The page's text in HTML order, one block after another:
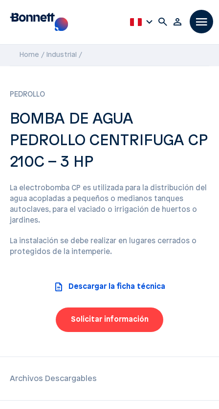
Home Industrial
PEDROLLO
BOMBA DE AGUA
PEDROLLO CENTRIFUGA CP
210C – 3 HP
La electrobomba CP es utilizada para la distribución del
agua acopladas a pequeños o medianos tanques
autoclaves, para el vaciado o irrigación de huertos o
jardines.
La instalación se debe realizar en lugares cerrados o
protegidos de la intemperie.
Descargar la ficha técnica
Solicitar información
Archivos Descargables